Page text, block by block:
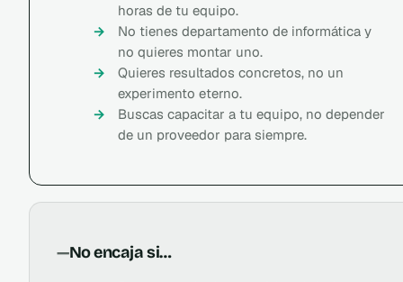
horas de tu equipo.
No tienes departamento de informática y
no quieres montar uno.
Quieres resultados concretos, no un
experimento eterno.
Buscas capacitar a tu equipo, no depender
de un proveedor para siempre.
—No encaja si…